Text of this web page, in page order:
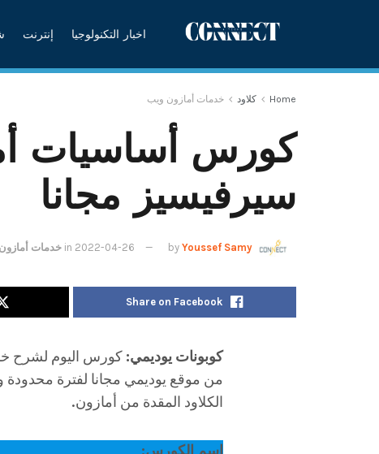
اخبار التكنولوجيا إنترنت
Home كلاود خدمات أمازون ويب
كورس أساسيات
سيرفيسيز مجانا
by Youssef Samy
2022-04-26
in خدمات
Share on Facebook
كوبونات يوديمي:
من موقع يوديمي مجانا لفترة
الكلاود المقدة من أمازون.